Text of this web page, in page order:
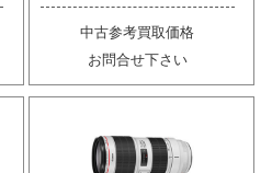
中古参考買取価格
お問合せ下さい